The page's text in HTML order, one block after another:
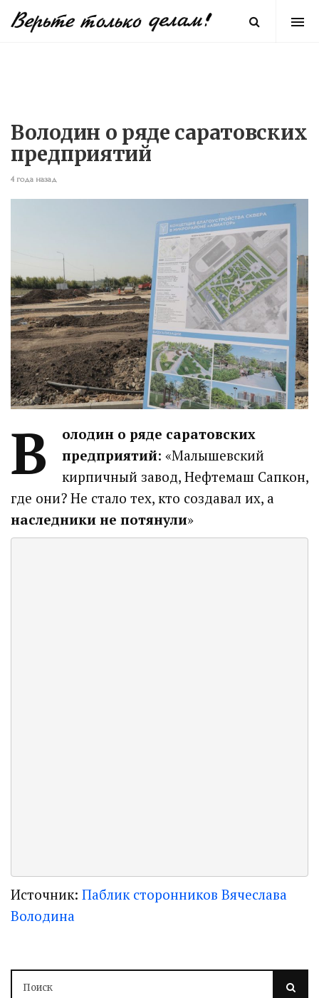
Володин о ряде саратовских
предприятий
4 года назад
В
олодин о ряде саратовских
предприятий: «Малышевский
кирпичный завод, Нефтемаш Сапкон,
где они? Не стало тех, кто создавал их, а
наследники не потянули»
Источник: Паблик сторонников Вячеслава
Володина